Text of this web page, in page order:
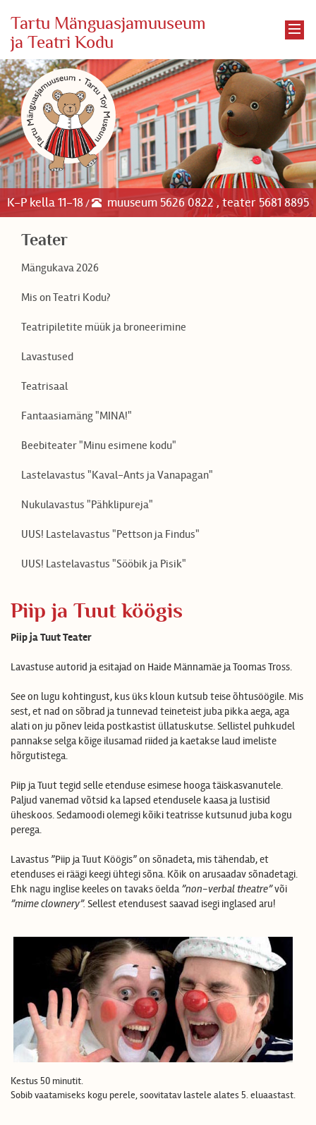
Tartu Mänguasjamuuseum
ja Teatri Kodu
EN RU
K-P kella 11-18/ muuseum 5626 0822 , teater 5681 8895
Teater
Mängukava 2026
Mis on Teatri Kodu?
Teatripiletite müük ja broneerimine
Lavastused
Teatrisaal
Fantaasiamäng "MINA!"
Beebiteater "Minu esimene kodu"
Lastelavastus "Kaval-Ants ja Vanapagan"
Nukulavastus "Pähklipureja"
UUS! Lastelavastus "Pettson ja Findus"
UUS! Lastelavastus "Sööbik ja Pisik"
Piip ja Tuut köögis
Piip ja Tuut Teater
Lavastuse autorid ja esitajad on Haide Männamäe ja Toomas Tross.
See on lugu kohtingust, kus üks kloun kutsub teise õhtusöögile. Mis
sest, et nad on sõbrad ja tunnevad teineteist juba pikka aega, aga
alati on ju põnev leida postkastist üllatuskutse. Sellistel puhkudel
pannakse selga kõige ilusamad riided ja kaetakse laud imeliste
hõrgutistega.
Piip ja Tuut tegid selle etenduse esimese hooga täiskasvanutele.
Paljud vanemad võtsid ka lapsed etendusele kaasa ja lustisid
üheskoos. Sedamoodi olemegi kõiki teatrisse kutsunud juba kogu
perega.
Lavastus ”Piip ja Tuut Köögis” on sõnadeta, mis tähendab, et
etenduses ei räägi keegi ühtegi sõna. Kõik on arusaadav sõnadetagi.
Ehk nagu inglise keeles on tavaks öelda”non-verbal theatre”või
”mime clownery”. Sellest etendusest saavad isegi inglased aru!
Kestus 50 minutit.
Sobib vaatamiseks kogu perele, soovitatav lastele alates 5. eluaastast.